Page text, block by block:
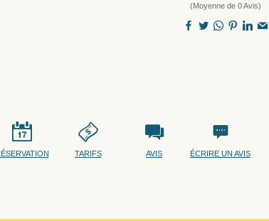
(Moyenne de 0 Avis)
TARIFS AVIS ÉCRIRE UN AVIS